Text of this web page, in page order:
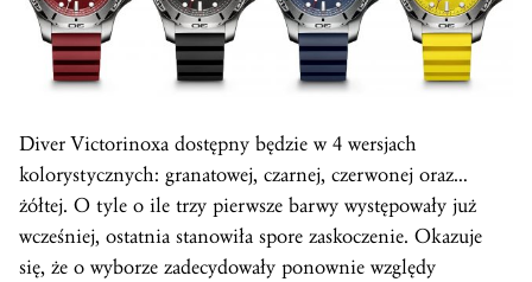
Diver Victorinoxa dostępny będzie w 4 wersjach
kolorystycznych: granatowej, czarnej, czerwonej oraz…
żółtej. O tyle o ile trzy pierwsze barwy występowały już
wcześniej, ostatnia stanowiła spore zaskoczenie. Okazuje
się, że o wyborze zadecydowały ponownie względy